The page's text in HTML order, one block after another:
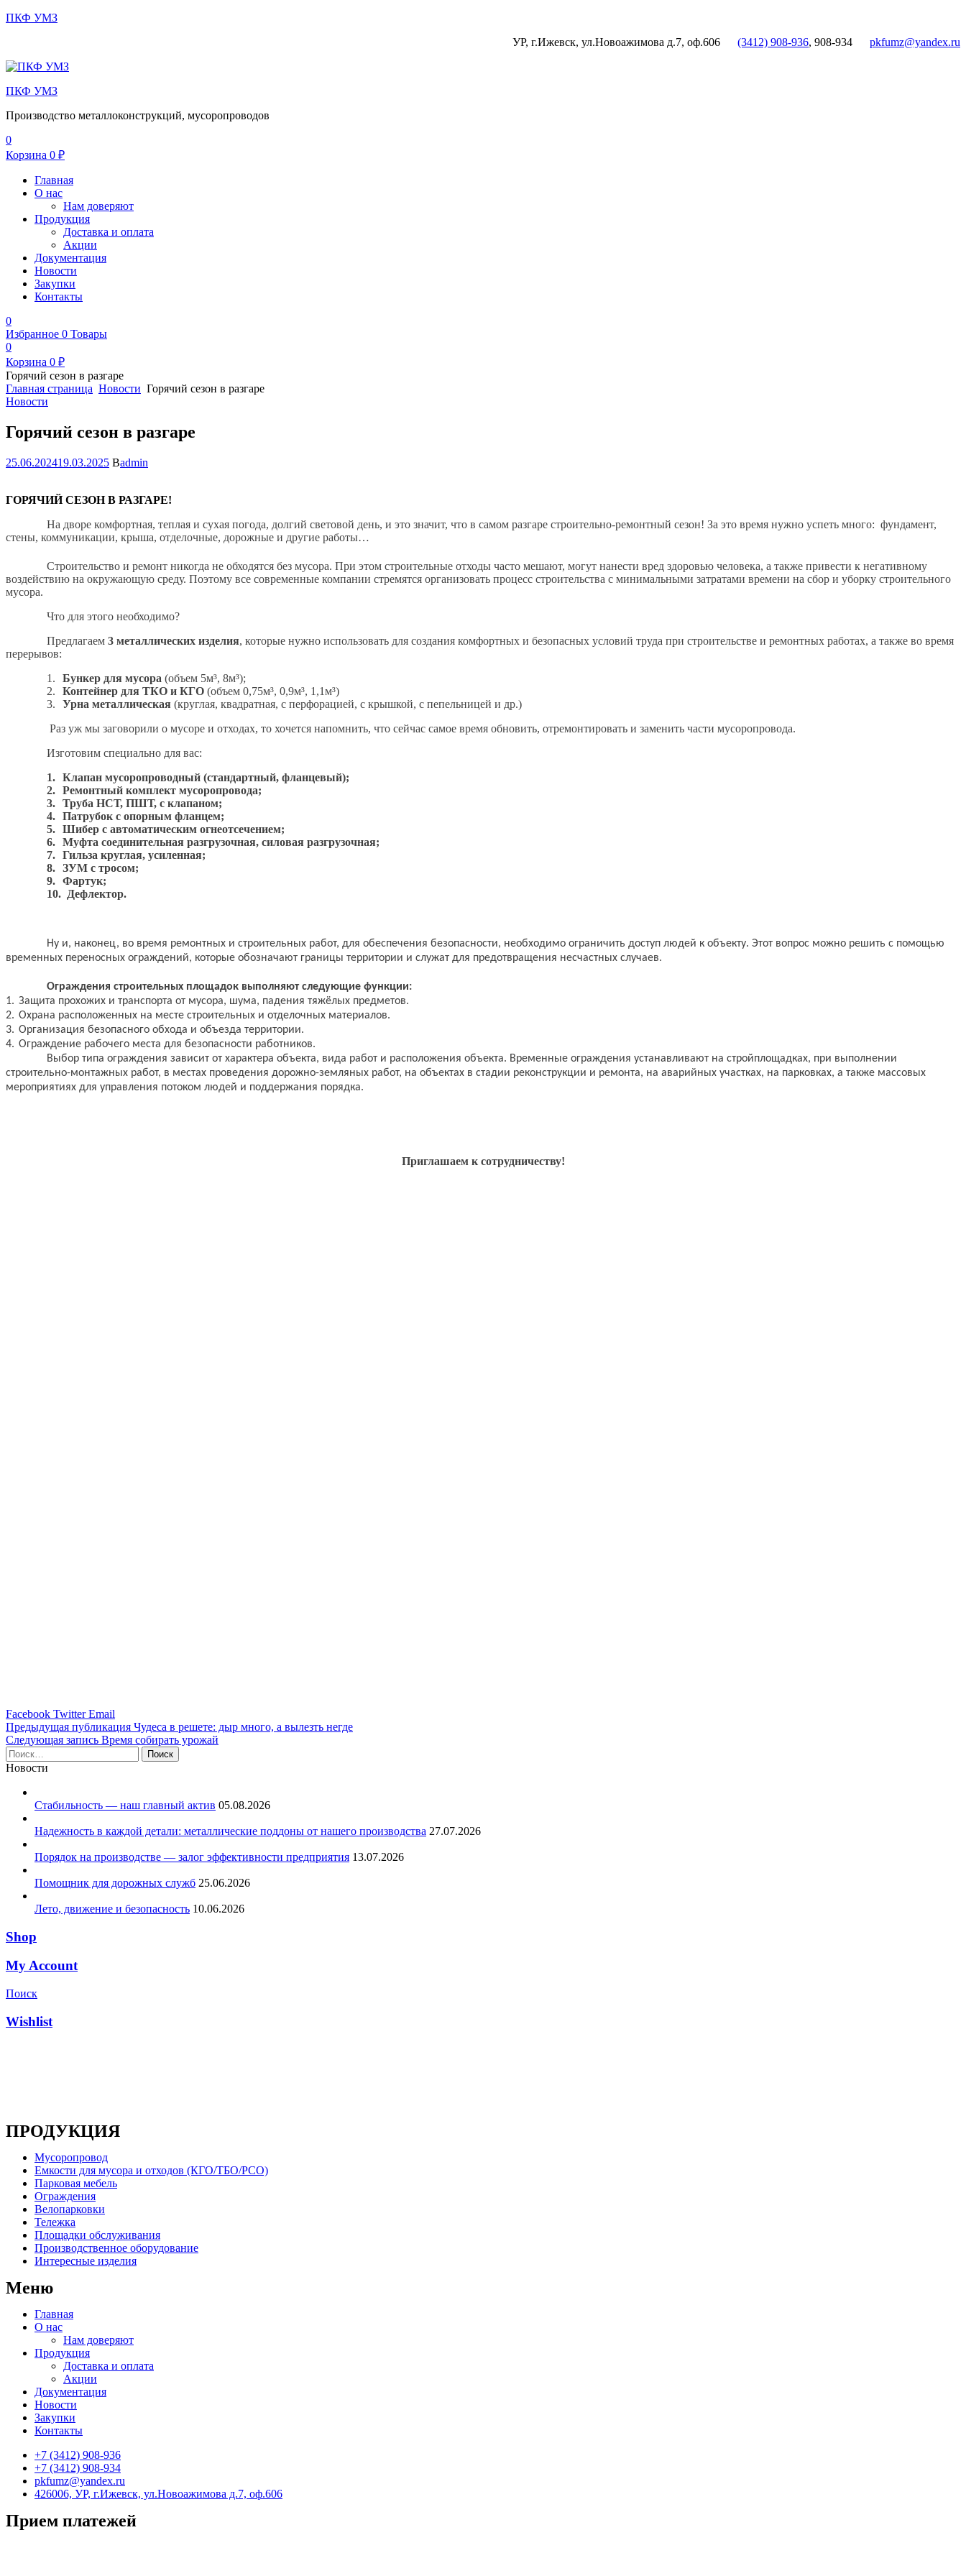
ПКФ УМЗ
УР, г.Ижевск, ул.Новоажимова д.7, оф.606
(3412) 908-936, 908-934
pkfumz@yandex.ru
Меню
ПКФ УМЗ
Производство металлоконструкций, мусоропроводов
0
Корзина 0 ₽
Главная
О нас
Нам доверяют
Продукция
Доставка и оплата
Акции
Документация
Новости
Закупки
Контакты
0
Избранное 0 Товары
0
Корзина 0 ₽
Горячий сезон в разгаре
Главная страница Новости Горячий сезон в разгаре
Категории
Новости
Горячий сезон в разгаре
25.06.202419.03.2025 Вadmin
ГОРЯЧИЙ СЕЗОН В РАЗГАРЕ!
На дворе комфортная, теплая и сухая погода, долгий световой день, и это значит, что в самом разгаре строительно-ремонтный сезон! За это время нужно успеть много: фундамент,
стены, коммуникации, крыша, отделочные, дорожные и другие работы…
Строительство и ремонт никогда не обходятся без мусора. При этом строительные отходы часто мешают, могут нанести вред здоровью человека, а также привести к негативному
воздействию на окружающую среду. Поэтому все современные компании стремятся организовать процесс строительства с минимальными затратами времени на сбор и уборку строительного
мусора.
Что для этого необходимо?
Предлагаем 3 металлических изделия, которые нужно использовать для создания комфортных и безопасных условий труда при строительстве и ремонтных работах, а также во время
перерывов:
1.
Бункер для мусора (объем 5м³, 8м³);
2.
Контейнер для ТКО и КГО(объем 0,75м³, 0,9м³, 1,1м³)
3.
Урна металлическая(круглая, квадратная, с перфорацией, с крышкой, с пепельницей и др.)
Раз уж мы заговорили о мусоре и отходах, то хочется напомнить, что сейчас самое время обновить, отремонтировать и заменить части мусоропровода.
Изготовим специально для вас:
1.
Клапан мусоропроводный (стандартный, фланцевый);
2.
Ремонтный комплект мусоропровода;
3.
Труба НСТ, ПШТ, с клапаном;
4.
Патрубок с опорным фланцем;
5.
Шибер с автоматическим огнеотсечением;
6.
Муфта соединительная разгрузочная, силовая разгрузочная;
7.
Гильза круглая, усиленная;
8.
ЗУМ с тросом;
9.
Фартук;
10.
Дефлектор.
Ну и, наконец, во время ремонтных и строительных работ, для обеспечения безопасности, необходимо ограничить доступ людей к объекту. Этот вопрос можно решить с помощью
временных переносных ограждений, которые обозначают границы территории и служат для предотвращения несчастных случаев.
Ограждения строительных площадок выполняют следующие функции:
1. Защита прохожих и транспорта от мусора, шума, падения тяжёлых предметов.
2. Охрана расположенных на месте строительных и отделочных материалов.
3. Организация безопасного обхода и объезда территории.
4. Ограждение рабочего места для безопасности работников.
Выбор типа ограждения зависит от характера объекта, вида работ и расположения объекта. Временные ограждения устанавливают на стройплощадках, при выполнении
строительно-монтажных работ, в местах проведения дорожно-земляных работ, на объектах в стадии реконструкции и ремонта, на аварийных участках, на парковках, а также массовых
мероприятиях для управления потоком людей и поддержания порядка.
Приглашаем к сотрудничеству!
Facebook Twitter Email
Навигация
по
записям
Предыдущая публикация Чудеса в решете: дыр много, а вылезть негде
Следующая запись Время собирать урожай
Найти:
Новости
Стабильность — наш главный актив 05.08.2026
Надежность в каждой детали: металлические поддоны от нашего производства 27.07.2026
Порядок на производстве — залог эффективности предприятия 13.07.2026
Помощник для дорожных служб 25.06.2026
Лето, движение и безопасность 10.06.2026
Shop
My Account
Поиск
Wishlist
ПРОДУКЦИЯ
Мусоропровод
Емкости для мусора и отходов (КГО/ТБО/РСО)
Парковая мебель
Ограждения
Велопарковки
Тележка
Площадки обслуживания
Производственное оборудование
Интересные изделия
Меню
Главная
О нас
Нам доверяют
Продукция
Доставка и оплата
Акции
Документация
Новости
Закупки
Контакты
+7 (3412) 908-936
+7 (3412) 908-934
pkfumz@yandex.ru
426006, УР, г.Ижевск, ул.Новоажимова д.7, оф.606
Прием платежей